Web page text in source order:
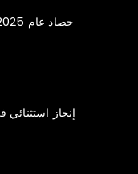
إنجاز